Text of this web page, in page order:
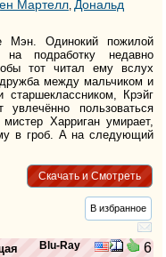
Мартелл, Дональд
Мэн. Одинокий пожилой
подработку недавно
тот читал ему вслух
между мальчиком и
Крэйг
пользоваться
Харриган умирает,
в гроб. А на следующий
Скачать и Смотреть
В избранное
Blu-Ray 6